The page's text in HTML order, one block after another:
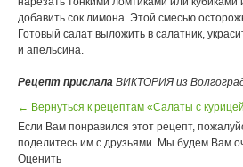
добавить сок лимона. Этой смесью
Готовый салат выложить в салатник,
и апельсина.
Рецепт прислала ВИКТОРИЯ из
← Вернуться к рецептам «Салаты с
Если Вам понравился этот рецепт,
поделитесь им с друзьями. Мы будем Вам
Оценить